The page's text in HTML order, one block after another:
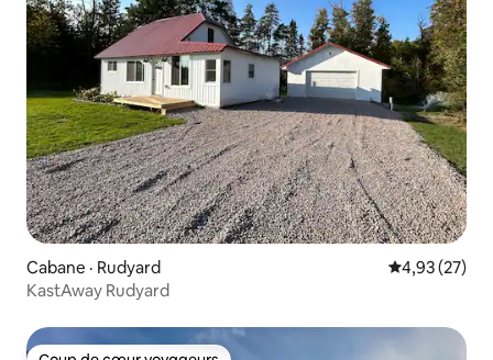
Cabane · Rudyard Note
4,93 (27)
KastAway Rudyard